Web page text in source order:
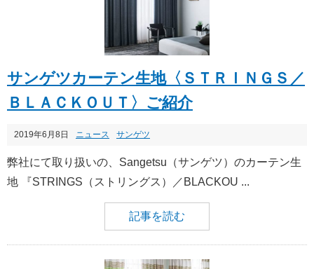
サンゲツカーテン生地〈ＳＴＲＩＮＧＳ／
ＢＬＡＣＫＯＵＴ〉ご紹介
2019年6月8日 ニュース サンゲツ
弊社にて取り扱いの、Sangetsu（サンゲツ）のカーテン生
地 『STRINGS（ストリングス）／BLACKOU ...
記事を読む